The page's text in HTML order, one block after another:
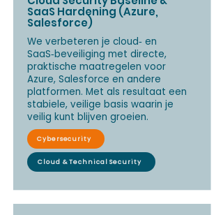
SaaS Hardening (Azure,
Salesforce)
We verbeteren je cloud‑ en
SaaS‑beveiliging met directe,
praktische maatregelen voor
Azure, Salesforce en andere
platformen. Met als resultaat een
stabiele, veilige basis waarin je
veilig kunt blijven groeien.
Cybersecurity
Cloud & Technical Security